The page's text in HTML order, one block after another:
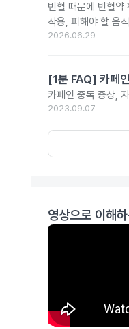
빈혈 때문에 빈혈약
작용, 피해야 할 음
2026.06.29
[1분 FAQ] 카페
카페인 중독 증상,
2023.09.07
영상으로 이해